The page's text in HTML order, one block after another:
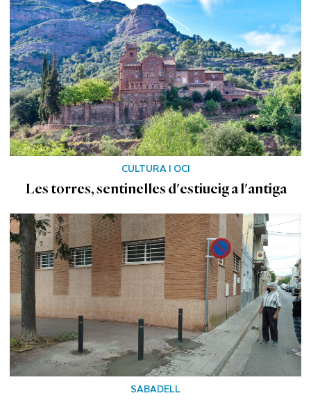
CULTURA I OCI
Les torres, sentinelles d'estiueig a l'antiga
SABADELL